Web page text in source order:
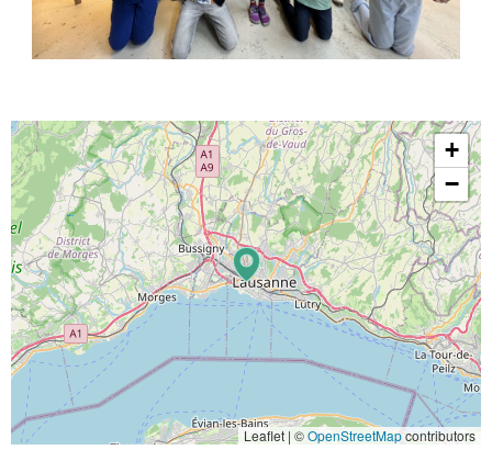
+
−
Leaflet | ©OpenStreetMapcontributors